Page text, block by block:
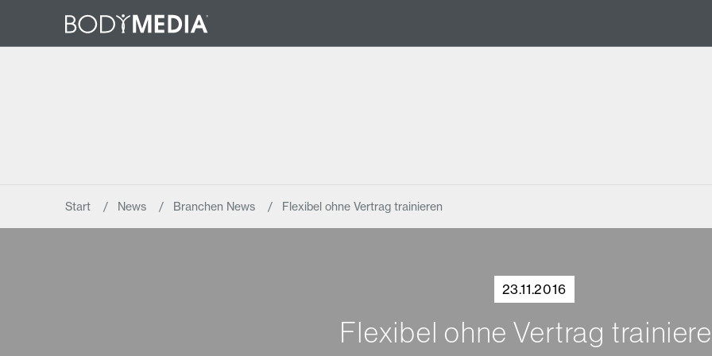
Start News Branchen News Flexibel ohne Vertrag trainieren
23.11.2016
Flexibel ohne Vertrag